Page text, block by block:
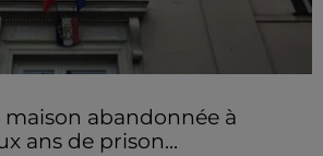
maison abandonnée à
ans de prison...